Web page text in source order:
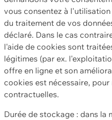
vous consentez à
du traitement de vos
déclaré. Dans le cas
l'aide de cookies sont
légitimes (par ex.
offre en ligne et son
cookies est nécessaire,
contractuelles.
Durée de stockage : dans la